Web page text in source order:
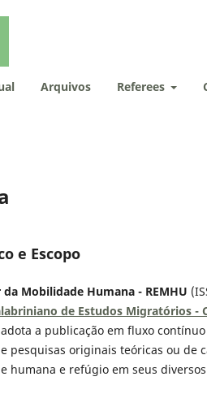
Arquivos Referees
e Escopo
Mobilidade Humana - REMHU
de Estudos Migratórios -
a publicação em fluxo
pesquisas originais teóricas ou de
humana e refúgio em seus